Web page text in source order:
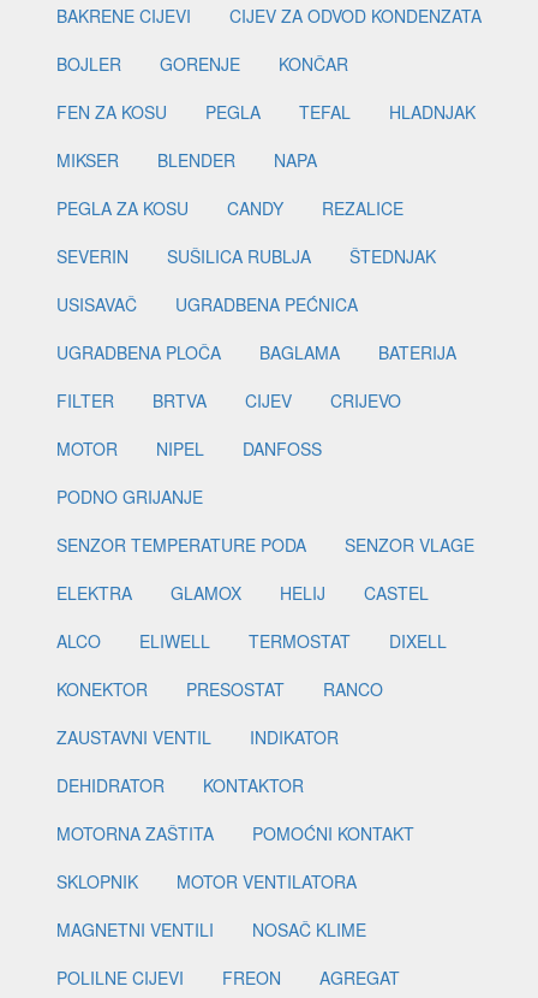
BAKRENE CIJEVI
CIJEV ZA ODVOD KONDENZATA
BOJLER
GORENJE
KONČAR
FEN ZA KOSU
PEGLA TEFAL
HLADNJAK
MIKSER
BLENDER
NAPA
PEGLA ZA KOSU
CANDY
REZALICE
SEVERIN
SUŠILICA RUBLJA
ŠTEDNJAK
USISAVAČ
UGRADBENA PEĆNICA
UGRADBENA PLOČA
BAGLAMA
BATERIJA
FILTER
BRTVA CIJEV
CRIJEVO
MOTOR
NIPEL
DANFOSS
PODNO GRIJANJE
SENZOR TEMPERATURE PODA
SENZOR VLAGE
ELEKTRA
GLAMOX HELIJ
CASTEL
ALCO
ELIWELL TERMOSTAT
DIXELL
KONEKTOR
PRESOSTAT
RANCO
ZAUSTAVNI VENTIL
INDIKATOR
DEHIDRATOR
KONTAKTOR
MOTORNA ZAŠTITA
POMOĆNI KONTAKT
SKLOPNIK
MOTOR VENTILATORA
MAGNETNI VENTILI
NOSAČ KLIME
POLILNE CIJEVI
FREON
AGREGAT